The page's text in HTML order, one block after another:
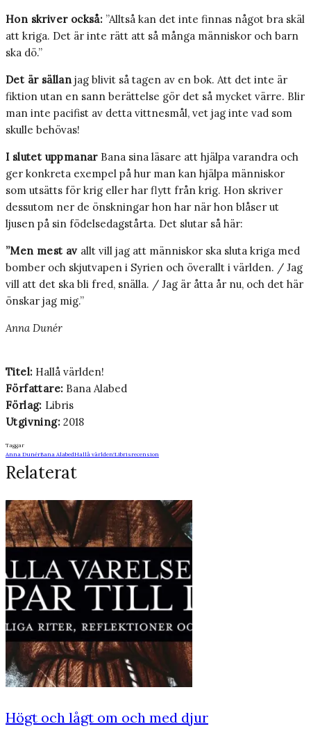
Hon skriver också: ”Alltså kan det inte finnas något bra skäl
att kriga. Det är inte rätt att så många människor och barn
ska dö.”
Det är sällan jag blivit så tagen av en bok. Att det inte är
fiktion utan en sann berättelse gör det så mycket värre. Blir
man inte pacifist av detta vittnesmål, vet jag inte vad som
skulle behövas!
I slutet uppmanarBana sina läsare att hjälpa varandra och
ger konkreta exempel på hur man kan hjälpa människor
som utsätts för krig eller har flytt från krig. Hon skriver
dessutom ner de önskningar hon har när hon blåser ut
ljusen på sin födelsedagstårta. Det slutar så här:
”Men mest av allt vill jag att människor ska sluta kriga med
bomber och skjutvapen i Syrien och överallt i världen. / Jag
vill att det ska bli fred, snälla. / Jag är åtta år nu, och det här
önskar jag mig.”
Anna Dunér
Titel: Hallå världen!
Författare: Bana Alabed
Förlag: Libris
Utgivning: 2018
Taggar
Anna DunérBana AlabedHallå världen!Librisrecension
Relaterat
Högt och lågt om och med djur